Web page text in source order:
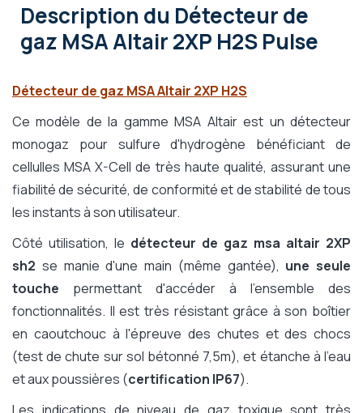
Description du Détecteur de
gaz MSA Altair 2XP H2S Pulse
Détecteur de gaz MSA Altair 2XP H2S
Ce modèle de la gamme MSA Altair est un détecteur
monogaz pour sulfure d'hydrogène bénéficiant de
cellulles MSA X-Cell de très haute qualité, assurant une
fiabilité de sécurité, de conformité et de stabilité de tous
les instants à son utilisateur.
Côté utilisation, le détecteur de gaz msa altair 2XP
sh2 se manie d'une main (même gantée), une seule
touche permettant d'accéder à l'ensemble des
fonctionnalités. Il est très résistant grâce à son boîtier
en caoutchouc à l'épreuve des chutes et des chocs
(test de chute sur sol bétonné 7,5m), et étanche à l'eau
et aux poussières (certification IP67).